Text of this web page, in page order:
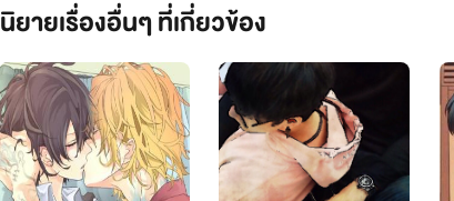
นิยายเรื่องอื่นๆ ที่เกี่ยวข้อง